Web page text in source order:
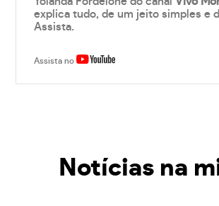
explica tudo, de um jeito simples e
Assista.
Assista no
Notícias na